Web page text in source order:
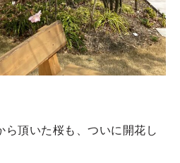
ら頂いた桜も、ついに開花し